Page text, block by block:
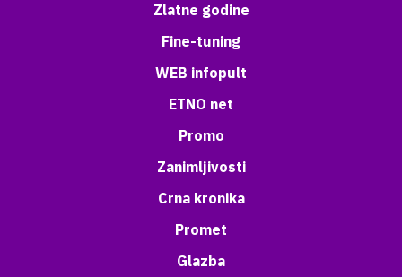
Zlatne godine
Fine-tuning
WEB infopult
ETNO net
Promo
Zanimljivosti
Crna kronika
Promet
Glazba